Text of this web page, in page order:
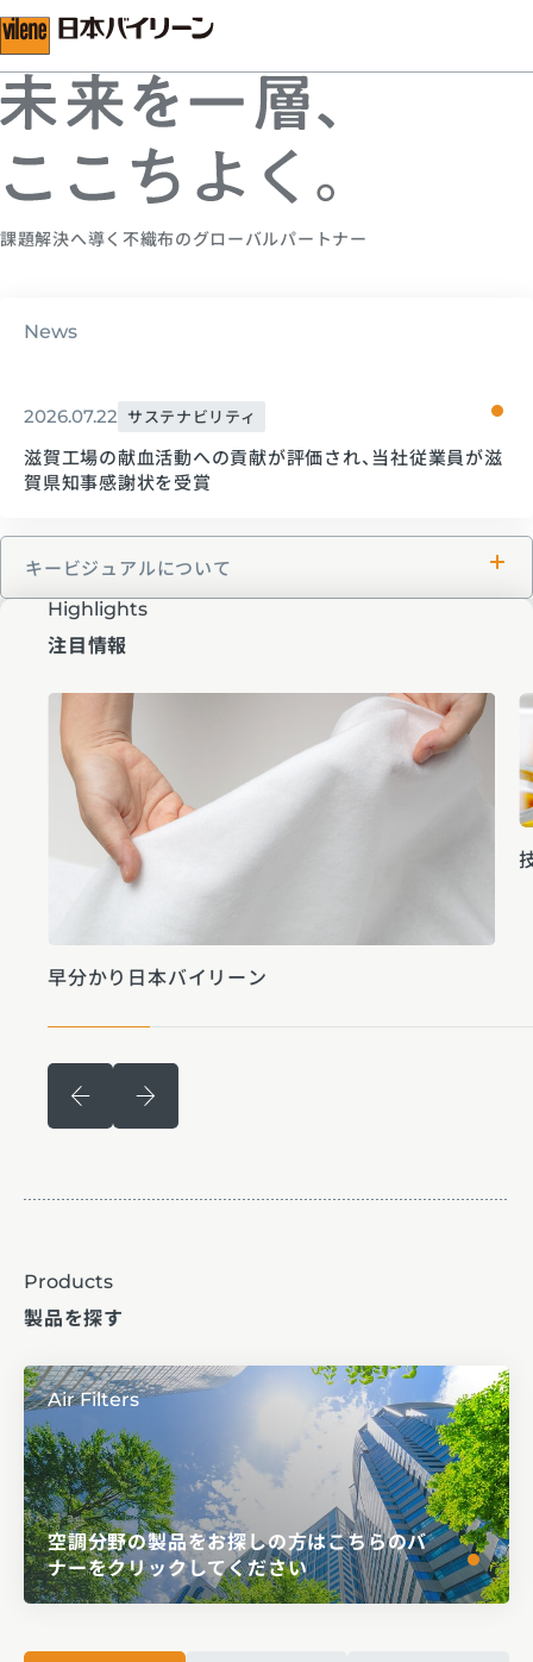
課題解決へ導く不織布のグローバルパートナー
News
2026.07.22 サステナビリティ
滋賀工場の献血活動への貢献が評価され、当社従業員が滋
賀県知事感謝状を受賞
キービジュアルについて
Highlights
注目情報
早分かり日本バイリーン
Products
製品を探す
Air Filters
空調分野の製品をお探しの方はこちらのバ
ナーをクリックしてください